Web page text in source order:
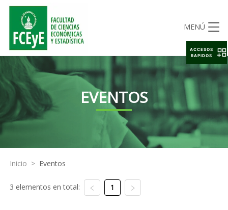
MENÚ
EVENTOS
Inicio > Eventos
3 elementos en total: 1
ACCESOS
RAPIDOS